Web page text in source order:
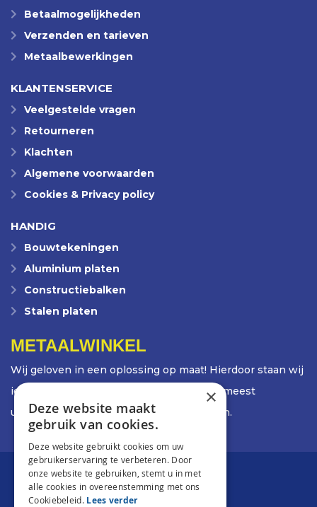
Betaalmogelijkheden
Verzenden en tarieven
Metaalbewerkingen
KLANTENSERVICE
Veelgestelde vragen
Retourneren
Klachten
Algemene voorwaarden
Cookies & Privacy policy
HANDIG
Bouwtekeningen
Aluminium platen
Constructiebalken
Stalen platen
METAALWINKEL
Wij geloven in een oplossing op maat! Hierdoor staan wij
iedere dag weer voor de uitdaging om de meest
uiteenlopende opdrachten te ontwikkelen.
×
Deze website maakt
gebruik van cookies.
Deze website gebruikt cookies om uw
gebruikerservaring te verbeteren. Door
onze website te gebruiken, stemt u in met
alle cookies in overeenstemming met ons
Cookiebeleid. Lees verder